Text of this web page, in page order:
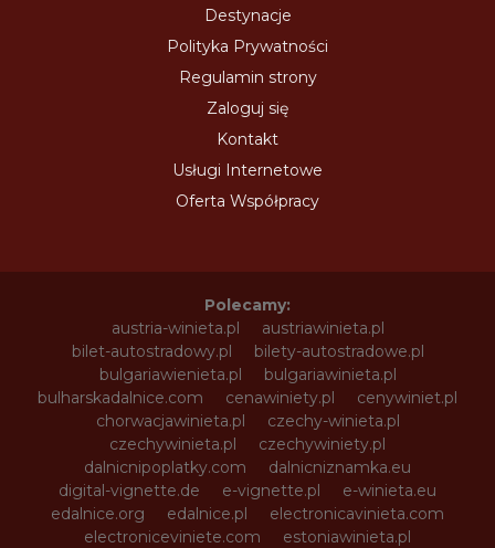
Destynacje
Polityka Prywatności
Regulamin strony
Zaloguj się
Kontakt
Usługi Internetowe
Oferta Współpracy
Polecamy:
austria-winieta.pl
austriawinieta.pl
bilet-autostradowy.pl
bilety-autostradowe.pl
bulgariawienieta.pl
bulgariawinieta.pl
bulharskadalnice.com
cenawiniety.pl
cenywiniet.pl
chorwacjawinieta.pl
czechy-winieta.pl
czechywinieta.pl
czechywiniety.pl
dalnicnipoplatky.com
dalnicniznamka.eu
digital-vignette.de
e-vignette.pl
e-winieta.eu
edalnice.org
edalnice.pl
electronicavinieta.com
electroniceviniete.com
estoniawinieta.pl